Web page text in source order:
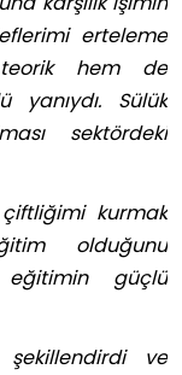
erteleme
teorik hem de
yanıydı. Sülük
sektördeki
kurmak
olduğunu
eğitimin güçlü
ve